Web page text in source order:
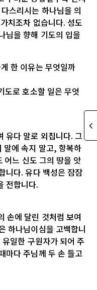
스리시는 하나님을 의
치조차 없습니다. 성도
님을 향해 기도의 입을
한 이유는 무엇일까
도로 호소할 일은 무엇
유다 말로 외칩니다. 그
말에 속지 말고, 항복하
어느 신도 그의 땅을 앗
니다. 유다 백성은 잠잠
전합니다.
손에 달린 것처럼 보여
하나님이심을 고백합니
일한 구원자가 되어 주
마다 주님께 두 손 들고